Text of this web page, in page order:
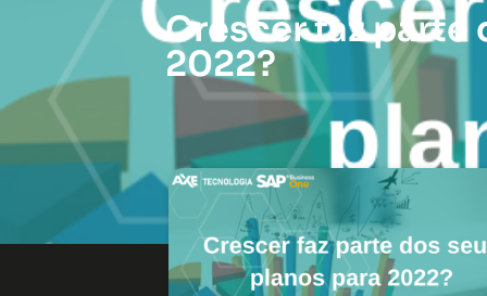
Crescer faz parte
2022?